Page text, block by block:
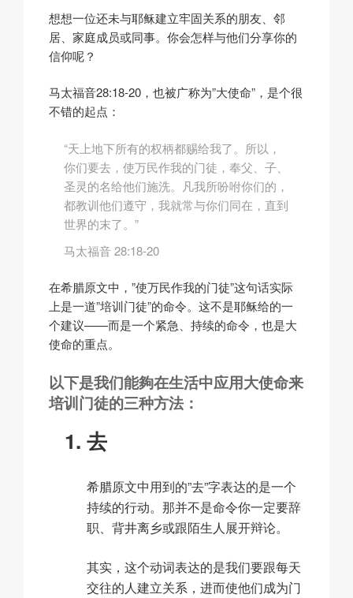
想想一位还未与耶稣建立牢固关系的朋友、邻
居、家庭成员或同事。你会怎样与他们分享你的
信仰呢？
马太福音28:18-20，也被广称为”大使命”，是个很
不错的起点：
“天上地下所有的权柄都赐给我了。所以，
你们要去，使万民作我的门徒，奉父、子、
圣灵的名给他们施洗。凡我所吩咐你们的，
都教训他们遵守，我就常与你们同在，直到
世界的末了。”
马太福音 28:18-20
在希腊原文中，”使万民作我的门徒”这句话实际
上是一道”培训门徒”的命令。这不是耶稣给的一
个建议——而是一个紧急、持续的命令，也是大
使命的重点。
以下是我们能夠在生活中应用大使命来
培训门徒的三种方法：
去
希腊原文中用到的”去”字表达的是一个
持续的行动。那并不是命令你一定要辞
职、背井离乡或跟陌生人展开辩论。
其实，这个动词表达的是我们要跟每天
交往的人建立关系，进而使他们成为门